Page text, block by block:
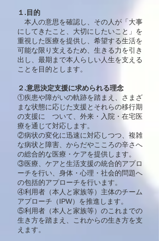
１.目的
本人の意思を確認し、その人が「大事
にしてきたこと、大切にしたいこと」を
重視した医療を提供し、希望する生活を
可能な限り支えるため、生きる力を引き
出し、最期まで本人らしい人生を支える
ことを目的とします。
２.意思決定支援に求められる理念
①疾患や障がいの軌跡を踏まえ、さまざ
まな状態に応じた支援とそれらの移行期
の支援に ついて、外来・入院・在宅医
療を通じて対応します。
②病状の変化に迅速に対応しつつ、複雑
な病状と障害、からだやこころの辛さへ
の総合的な医療・ケアを提供します。
③医療、ケアと生活支援の統合的アプロ
ーチを行い、身体・心理・社会的問題へ
の包括的アプローチを行います。
④利用者（本人と家族等）主体のチーム
アプローチ（IPW）を推進します。
⑤利用者（本人と家族等）のこれまでの
生き方を踏まえ、これからの生き方を支
えます。